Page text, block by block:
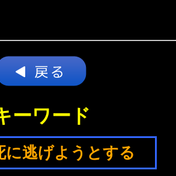
ーワード
に逃げようとする